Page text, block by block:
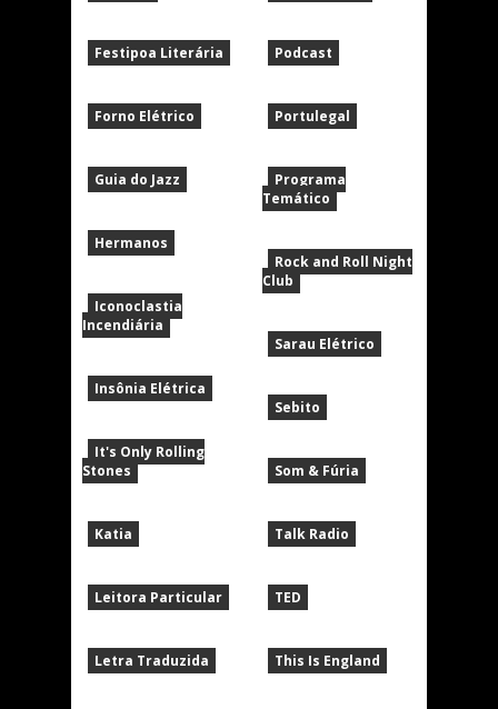
Festipoa Literária
Forno Elétrico
Guia do Jazz
Hermanos
Iconoclastia
Incendiária
Insônia Elétrica
It's Only Rolling
Stones
Katia
Leitora Particular
Letra Traduzida
Podcast
Portulegal
Programa
Temático
Rock and Roll Night
Club
Sarau Elétrico
Sebito
Som & Fúria
Talk Radio
TED
This Is England